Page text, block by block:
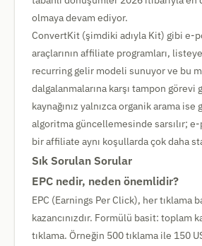
olmaya devam ediyor.
ConvertKit (şimdiki adıyla Kit) gibi e-
araçlarının affiliate programları,
recurring gelir modeli sunuyor ve bu
dalgalanmalarına karşı tampon görevi
kaynağınız yalnızca organik arama ise
algoritma güncellemesinde sarsılır;
bir affiliate aynı koşullarda çok daha
Sık Sorulan Sorular
EPC nedir, neden önemlidir?
EPC (Earnings Per Click), her tıklama
kazancınızdır. Formülü basit: toplam
tıklama. Örneğin 500 tıklama ile 150